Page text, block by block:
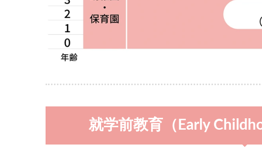
就学前教育（Early